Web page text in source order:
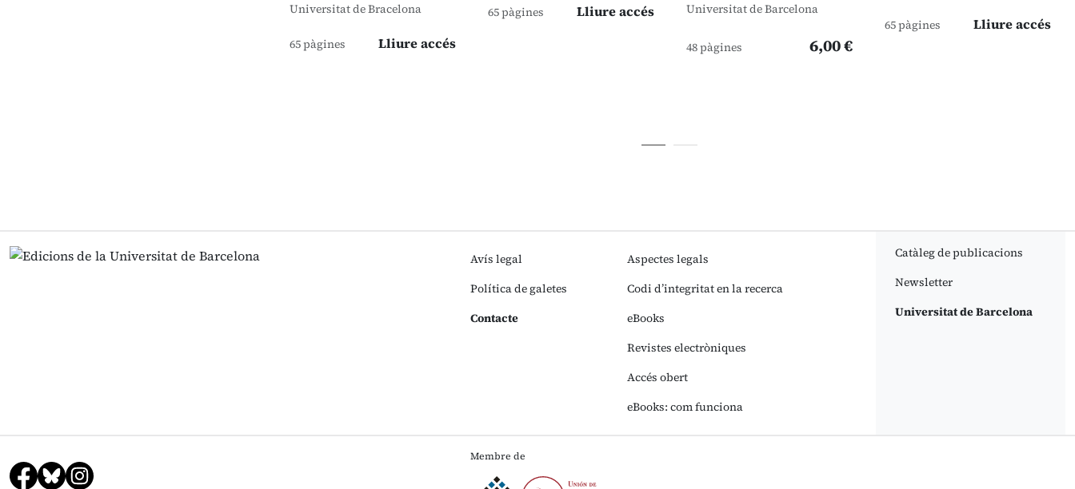
Universitat de Bracelona
65 pàgines Lliure accés
65 pàgines Lliure accés Universitat de Barcelona
48 pàgines 6,00 €
65 pàgines Lliure accés
Avís legal
Política de galetes
Contacte
Aspectes legals
Codi d’integritat en la recerca
eBooks
Revistes electròniques
Accés obert
eBooks: com funciona
Catàleg de publicacions
Newsletter
Universitat de Barcelona
Membre de